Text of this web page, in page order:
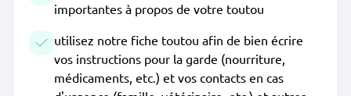
importantes à propos de votre toutou
utilisez notre fiche toutou afin de bien écrire
vos instructions pour la garde (nourriture,
médicaments, etc.) et vos contacts en cas